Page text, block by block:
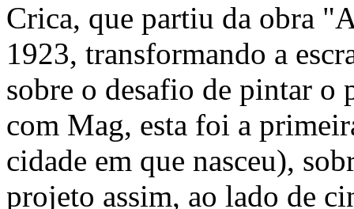
Crica, que partiu da obra
1923, transformando a
sobre o desafio de pintar o
com Mag, esta foi a
cidade em que nasceu),
projeto assim, ao lado de